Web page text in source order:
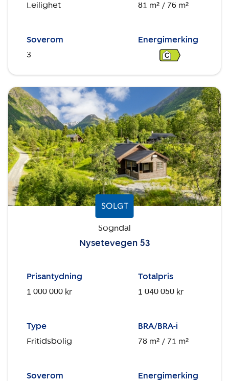
Leilighet
81 m² / 76 m²
Soverom
3
Energimerking
C
SOLGT
Sogndal
Nysetevegen 53
Prisantydning
1 000 000 kr
Totalpris
1 040 050 kr
Type
Fritidsbolig
BRA/BRA-i
78 m² / 71 m²
Soverom
Energimerking